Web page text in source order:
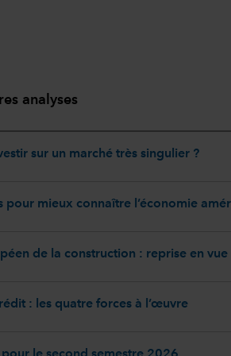
analyses
sur un marché très singulier ?
pour mieux connaître l’économie
de la construction : reprise en vue
: les quatre forces à l’œuvre